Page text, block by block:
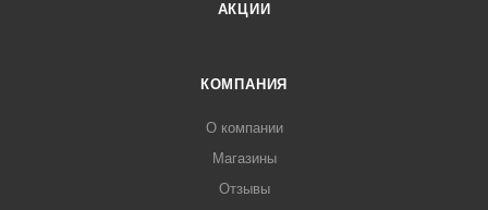
АКЦИИ
КОМПАНИЯ
О компании
Магазины
Отзывы